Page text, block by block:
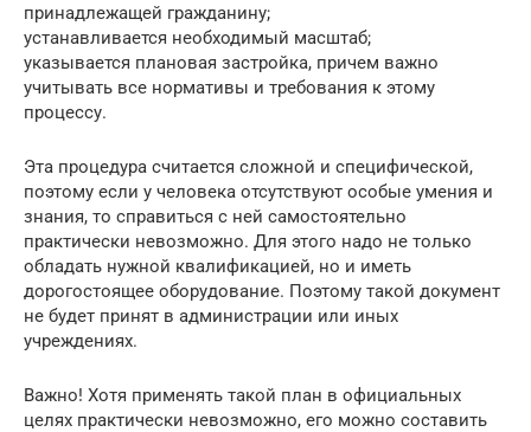
принадлежащей гражданину;
устанавливается необходимый масштаб;
указывается плановая застройка, причем важно
учитывать все нормативы и требования к этому
процессу.
Эта процедура считается сложной и специфической,
поэтому если у человека отсутствуют особые умения и
знания, то справиться с ней самостоятельно
практически невозможно. Для этого надо не только
обладать нужной квалификацией, но и иметь
дорогостоящее оборудование. Поэтому такой документ
не будет принят в администрации или иных
учреждениях.
Важно! Хотя применять такой план в официальных
целях практически невозможно, его можно составить